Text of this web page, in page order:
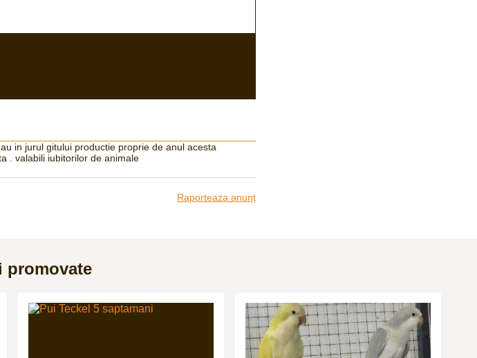
in jurul gitului productie proprie de anul acesta
. valabili iubitorilor de animale
Raporteaza anunț
promovate